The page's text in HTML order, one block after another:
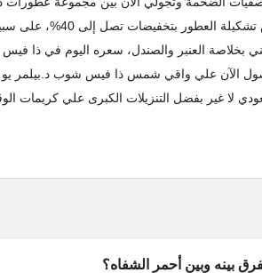
بتخفيضات تصل إلى 40%، على سبيل المثال نرشح لك عطر سول اسبيشيال
العنبر والصندل، سعره اليوم في ذا فيس شوب فقط 70 ريال سعودي
الآن علي واقي شمس ذا فيس شوب د.بيلمر يو
بينه وبين أحمر الشفاه؟